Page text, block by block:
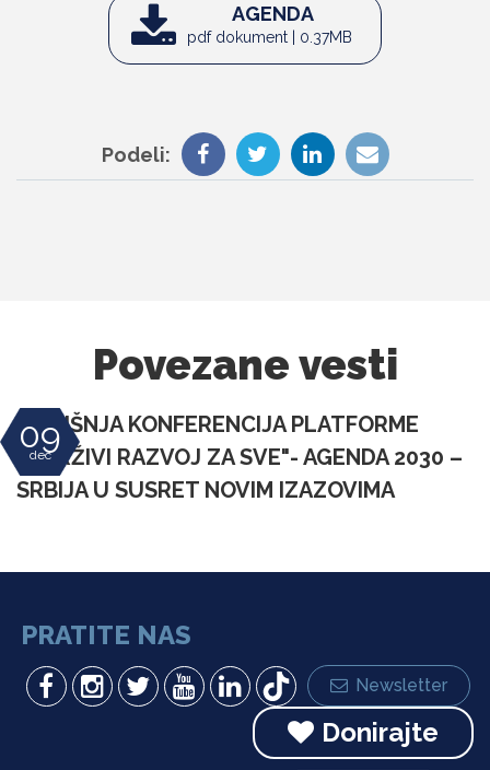
AGENDA
pdf dokument | 0.37MB
Podeli:
Povezane vesti
09
dec
GODIŠNJA KONFERENCIJA PLATFORME
"ODRŽIVI RAZVOJ ZA SVE"- AGENDA 2030 –
SRBIJA U SUSRET NOVIM IZAZOVIMA
PRATITE NAS
Newsletter
Donirajte